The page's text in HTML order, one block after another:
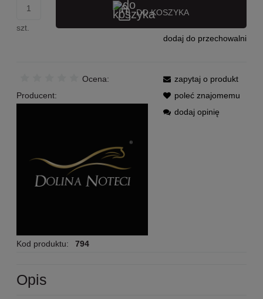
szt.
DO KOSZYKA
dodaj do przechowalni
Ocena:
Producent:
Kod produktu: 794
zapytaj o produkt
poleć znajomemu
dodaj opinię
Opis